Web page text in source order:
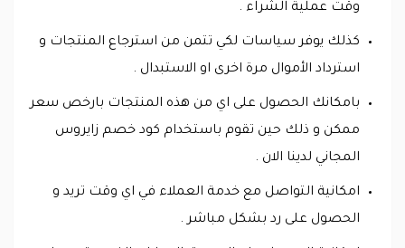
وقت عملية الشراء .
كذلك يوفر سياسات لكي تتمن من استرجاع المنتجات و
استرداد الأموال مرة اخرى او الاستبدال .
بامكانك الحصول على اي من هذه المنتجات بارخص سعر
ممكن و ذلك حين تقوم باستخدام كود خصم زايروس
المجاني لدينا الان .
امكانية التواصل مع خدمة العملاء في اي وقت تريد و
الحصول على رد بشكل مباشر .